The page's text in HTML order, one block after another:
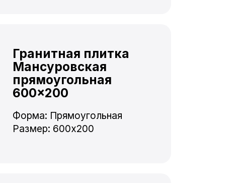
Гранитная плитка
Мансуровская
прямоугольная
600×200
Форма: Прямоугольная
Размер: 600x200